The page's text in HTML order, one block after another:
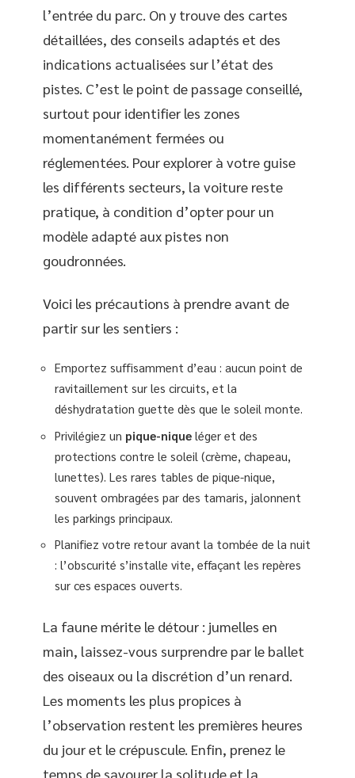
l’entrée du parc. On y trouve des cartes
détaillées, des conseils adaptés et des
indications actualisées sur l’état des
pistes. C’est le point de passage conseillé,
surtout pour identifier les zones
momentanément fermées ou
réglementées. Pour explorer à votre guise
les différents secteurs, la voiture reste
pratique, à condition d’opter pour un
modèle adapté aux pistes non
goudronnées.
Voici les précautions à prendre avant de
partir sur les sentiers :
Emportez suffisamment d’eau : aucun point de
ravitaillement sur les circuits, et la
déshydratation guette dès que le soleil monte.
Privilégiez un pique-nique léger et des
protections contre le soleil (crème, chapeau,
lunettes). Les rares tables de pique-nique,
souvent ombragées par des tamaris, jalonnent
les parkings principaux.
Planifiez votre retour avant la tombée de la nuit
: l’obscurité s’installe vite, effaçant les repères
sur ces espaces ouverts.
La faune mérite le détour : jumelles en
main, laissez-vous surprendre par le ballet
des oiseaux ou la discrétion d’un renard.
Les moments les plus propices à
l’observation restent les premières heures
du jour et le crépuscule. Enfin, prenez le
temps de savourer la solitude et la